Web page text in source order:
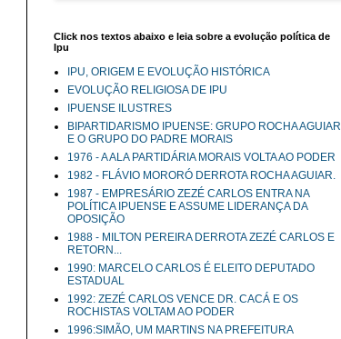
Click nos textos abaixo e leia sobre a evolução política de
Ipu
IPU, ORIGEM E EVOLUÇÃO HISTÓRICA
EVOLUÇÃO RELIGIOSA DE IPU
IPUENSE ILUSTRES
BIPARTIDARISMO IPUENSE: GRUPO ROCHA AGUIAR
E O GRUPO DO PADRE MORAIS
1976 - A ALA PARTIDÁRIA MORAIS VOLTA AO PODER
1982 - FLÁVIO MORORÓ DERROTA ROCHA AGUIAR.
1987 - EMPRESÁRIO ZEZÉ CARLOS ENTRA NA
POLÍTICA IPUENSE E ASSUME LIDERANÇA DA
OPOSIÇÃO
1988 - MILTON PEREIRA DERROTA ZEZÉ CARLOS E
RETORN...
1990: MARCELO CARLOS É ELEITO DEPUTADO
ESTADUAL
1992: ZEZÉ CARLOS VENCE DR. CACÁ E OS
ROCHISTAS VOLTAM AO PODER
1996:SIMÃO, UM MARTINS NA PREFEITURA